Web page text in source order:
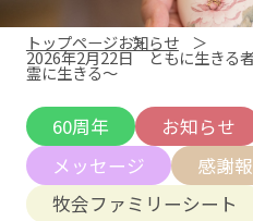
トップページお知らせ
2026年2月22日 ともに生きる
霊に生きる〜
60周年 お知らせ
メッセージ
感謝
牧会ファミリーシート